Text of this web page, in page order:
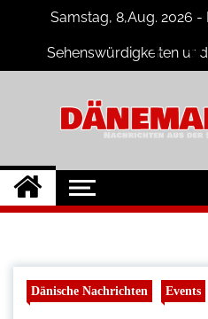
content
Samstag, 8,Aug. 2026
Sehenswürdigkeiten
Neuigkeiten und
Dänemark
Dänische Nachrichten Events